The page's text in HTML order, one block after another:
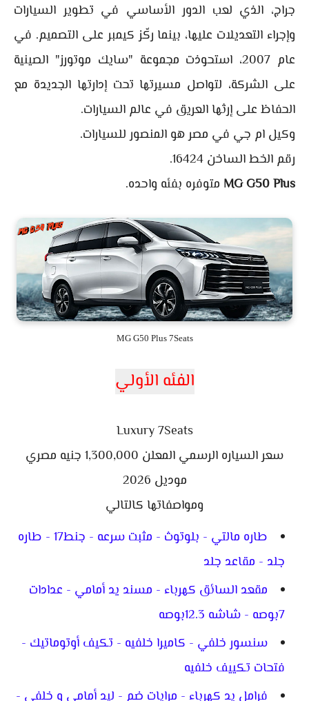
جراج، الذي لعب الدور الأساسي في تطوير السيارات
وإجراء التعديلات عليها، بينما ركّز كيمبر على التصميم. في
عام 2007، استحوذت مجموعة "سايك موتورز" الصينية
على الشركة، لتواصل مسيرتها تحت إدارتها الجديدة مع
الحفاظ على إرثها العريق في عالم السيارات.
وكيل ام جي في مصر هو المنصور للسيارات.
رقم الخط الساخن 16424.
MG G50 Plus متوفره بفئه واحده.
MG G50 Plus 7Seats
الفئه الأولي
Luxury 7Seats
سعر السياره الرسمي المعلن 1,300,000 جنيه مصري
موديل 2026
ومواصفاتها كالتالي
طاره مالتي - بلوتوث - مثبت سرعه - جنط17 - طاره
جلد - مقاعد جلد
مقعد السائق كهرباء - مسند يد أمامي - عدادات
7بوصه - شاشه 12.3بوصه
سنسور خلفي - كاميرا خلفيه - تكيف أوتوماتيك -
فتحات تكييف خلفيه
فرامل يد كهرباء - مرايات ضم - ليد أمامي و خلفي -